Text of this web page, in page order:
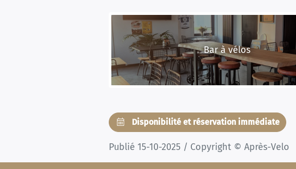
Bar à vélos
Disponibilité et réservation immédiate
Publié 15-10-2025 / Copyright © Après-Velo